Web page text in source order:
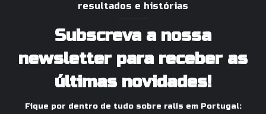
resultados e histórias
Subscreva a nossa
newsletter para receber as
últimas novidades!
Fique por dentro de tudo sobre ralis em Portugal: